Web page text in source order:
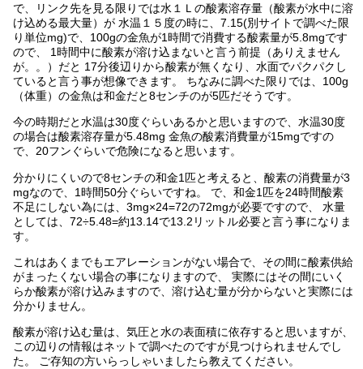
で、リンク先を見る限りでは水１Ｌの酸素溶存量（酸素が水中に溶
け込める最大量）が 水温１５度の時に、7.15(別サイトで調べた限
り単位mg)で、100gの金魚が1時間で消費する酸素量が5.8mgです
ので、 1時間中に酸素が溶け込まないと言う前提（ありえません
が。。）だと 17分後辺りから酸素が無くなり、水面でパクパクし
ていると言う事が想像できます。 ちなみに調べた限りでは、100g
（体重）の金魚は和金だと8センチのが5匹だそうです。
今の時期だと水温は30度ぐらいあるかと思いますので、水温30度
の場合は酸素溶存量が5.48mg 金魚の酸素消費量が15mgですの
で、20フンぐらいで危険になると思います。
分かりにくいので8センチの和金1匹と考えると、酸素の消費量が3
mgなので、1時間50分ぐらいですね。 で、和金1匹を24時間酸素
不足にしない為には、3mg×24=72の72mgが必要ですので、 水量
としては、72÷5.48=約13.14で13.2リットル必要と言う事になりま
す。
これはあくまでもエアレーションがない場合で、その間に酸素供給
がまったくない場合の事になりますので、 実際にはその間にいく
らか酸素が溶け込みますので、溶け込む量が分からないと実際には
分かりません。
酸素が溶け込む量は、気圧と水の表面積に依存すると思いますが、
この辺りの情報はネットで調べたのですが見つけられませんでし
た。 ご存知の方いらっしゃいましたら教えてください。